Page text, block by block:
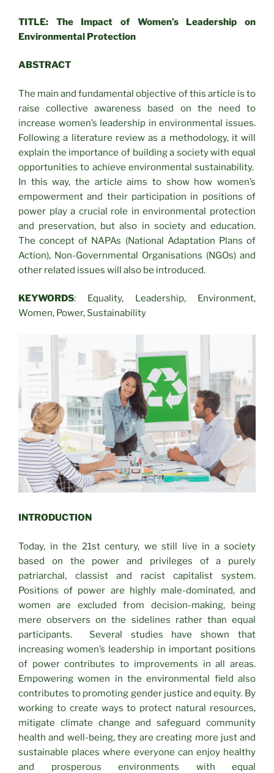
TITLE: The Impact of Women’s Leadership on
Environmental Protection
ABSTRACT
The main and fundamental objective of this article is to
raise collective awareness based on the need to
increase women’s leadership in environmental issues.
Following a literature review as a methodology, it will
explain the importance of building a society with equal
opportunities to achieve environmental sustainability.
In this way, the article aims to show how women’s
empowerment and their participation in positions of
power play a crucial role in environmental protection
and preservation, but also in society and education.
The concept of NAPAs (National Adaptation Plans of
Action), Non-Governmental Organisations (NGOs) and
other related issues will also be introduced.
KEYWORDS: Equality, Leadership, Environment,
Women, Power, Sustainability
INTRODUCTION
Today, in the 21st century, we still live in a society
based on the power and privileges of a purely
patriarchal, classist and racist capitalist system.
Positions of power are highly male-dominated, and
women are excluded from decision-making, being
mere observers on the sidelines rather than equal
participants. Several studies have shown that
increasing women’s leadership in important positions
of power contributes to improvements in all areas.
Empowering women in the environmental field also
contributes to promoting gender justice and equity. By
working to create ways to protect natural resources,
mitigate climate change and safeguard community
health and well-being, they are creating more just and
sustainable places where everyone can enjoy healthy
and prosperous environments with equal